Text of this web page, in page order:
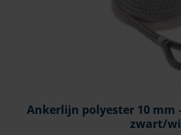
Ankerlijn polyester 10 mm
zwart/